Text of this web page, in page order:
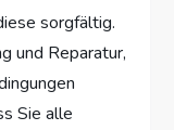
sorgfältig.
und Reparatur,
Sie alle